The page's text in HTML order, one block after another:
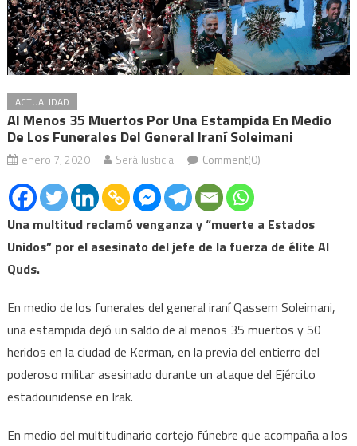
ACTUALIDAD
Al Menos 35 Muertos Por Una Estampida En Medio
De Los Funerales Del General Iraní Soleimani
enero 7, 2020 Será Justicia Comment(0)
Una multitud reclamó venganza y “muerte a Estados
Unidos” por el asesinato del jefe de la fuerza de élite Al
Quds.
En medio de los funerales del general iraní Qassem Soleimani,
una estampida dejó un saldo de al menos 35 muertos y 50
heridos en la ciudad de Kerman, en la previa del entierro del
poderoso militar asesinado durante un ataque del Ejército
estadounidense en Irak.
En medio del multitudinario cortejo fúnebre que acompaña a los